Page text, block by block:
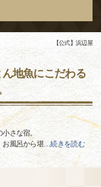
【公式】浜辺屋
地魚にこだわる
さな宿。
お風呂から堪…続きを読む